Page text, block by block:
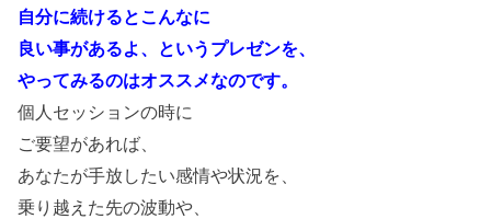
自分に続けるとこんなに
良い事があるよ、というプレゼンを、
やってみるのはオススメなのです。
個人セッションの時に
ご要望があれば、
あなたが手放したい感情や状況を、
乗り越えた先の波動や、